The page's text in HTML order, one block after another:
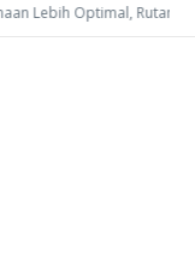
Optimal, Rutan Batam